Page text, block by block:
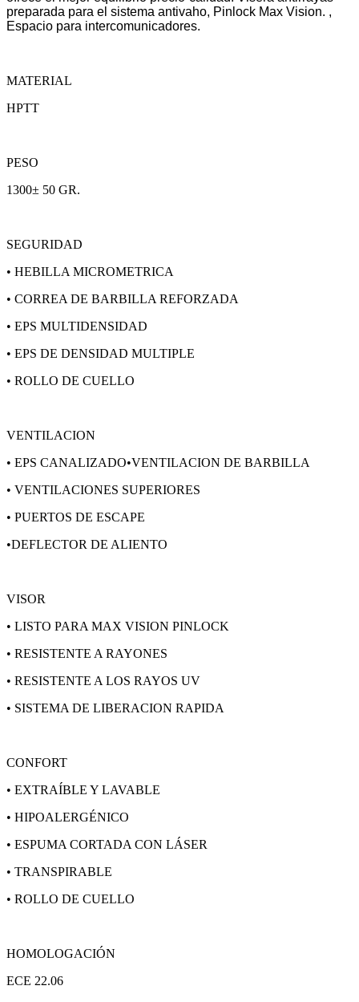
preparada para el sistema antivaho, Pinlock Max Vision. ,
Espacio para intercomunicadores.
MATERIAL
HPTT
PESO
1300± 50 GR.
SEGURIDAD
• HEBILLA MICROMETRICA
• CORREA DE BARBILLA REFORZADA
• EPS MULTIDENSIDAD
• EPS DE DENSIDAD MULTIPLE
• ROLLO DE CUELLO
VENTILACION
• EPS CANALIZADO•VENTILACION DE BARBILLA
• VENTILACIONES SUPERIORES
• PUERTOS DE ESCAPE
•DEFLECTOR DE ALIENTO
VISOR
• LISTO PARA MAX VISION PINLOCK
• RESISTENTE A RAYONES
• RESISTENTE A LOS RAYOS UV
• SISTEMA DE LIBERACION RAPIDA
CONFORT
• EXTRAÍBLE Y LAVABLE
• HIPOALERGÉNICO
• ESPUMA CORTADA CON LÁSER
• TRANSPIRABLE
• ROLLO DE CUELLO
HOMOLOGACIÓN
ECE 22.06